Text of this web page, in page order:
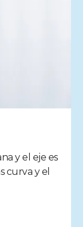
y el eje es
curva y el